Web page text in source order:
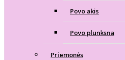
Povo akis
Povo plunksna
Priemonės